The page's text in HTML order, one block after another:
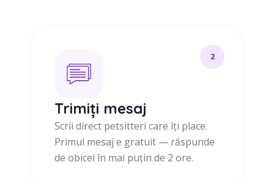
2
Trimiți mesaj
Scrii direct petsitteri care îți place.
Primul mesaj e gratuit — răspunde
de obicei în mai puțin de 2 ore.